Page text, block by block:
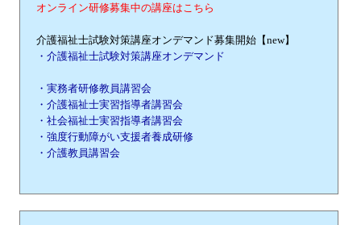
オンライン研修募集中の講座はこちら
介護福祉士試験対策講座オンデマンド募集開始【new】
・介護福祉士試験対策講座オンデマンド
・実務者研修教員講習会
・介護福祉士実習指導者講習会
・社会福祉士実習指導者講習会
・強度行動障がい支援者養成研修
・介護教員講習会